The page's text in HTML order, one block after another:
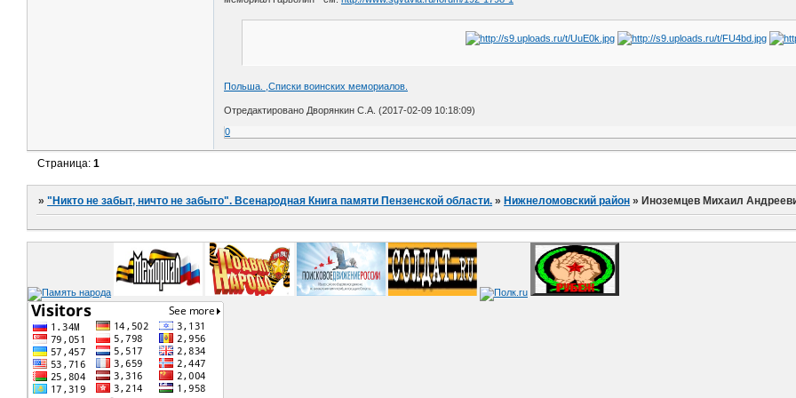
Польша. ,Списки воинских мемориалов.
Отредактировано Дворянкин С.А. (2017-02-09 10:18:09)
0
Страница:1
»"Никто не забыт, ничто не забыто". Всенародная Книга памяти Пензенской области. » Нижнеломовский район » Иноземцев Михаил